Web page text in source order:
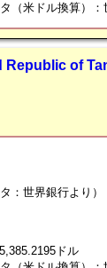
（米ドル換算）：
of
：世界銀行より）
ドル